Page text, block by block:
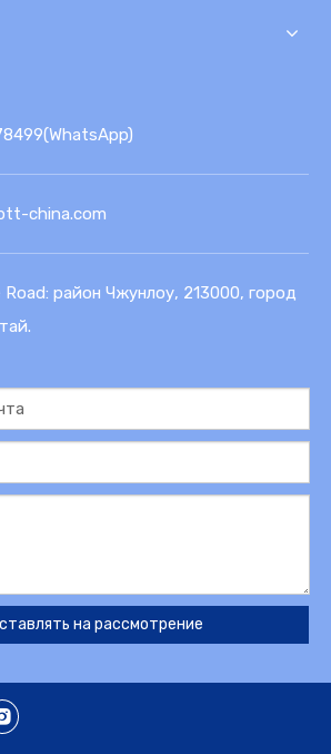
china.com
Road: район Чжунлоу, 213000, город
на рассмотрение